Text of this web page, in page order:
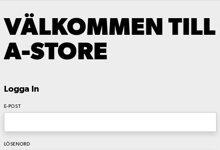
VÄLKOMMEN TILL
A-STORE
Logga In
E-POST
LÖSENORD